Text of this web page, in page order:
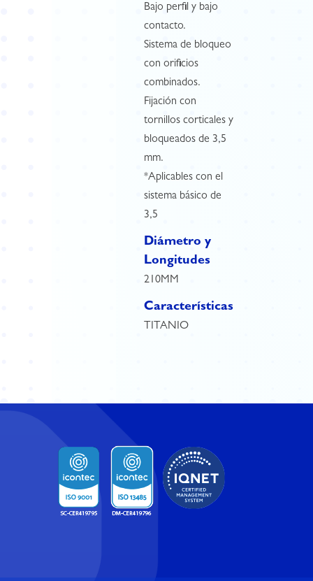
Bajo perfil y bajo
contacto.
Sistema de bloqueo
con orificios
combinados.
Fijación con
tornillos corticales y
bloqueados de 3,5
mm.
*Aplicables con el
sistema básico de
3,5
Diámetro y
Longitudes
210MM
Características
TITANIO